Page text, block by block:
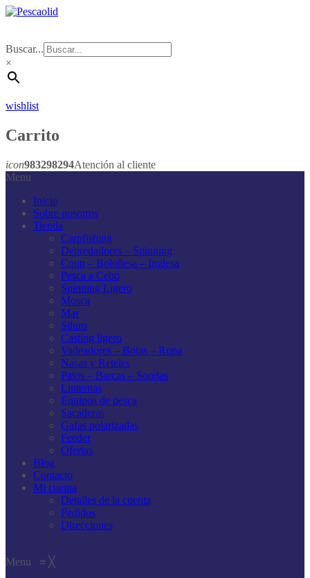
Buscar...
×
wishlist
Carrito
icon983298294Atención al cliente
Menu
Inicio
Sobre nosotros
Tienda
Carpfishing
Depredadores – Spinning
Coup – Boloñesa – Inglesa
Pesca a Cebo
Spinning Ligero
Mosca
Mar
Siluro
Casting ligero
Vadeadores – Botas – Ropa
Nasas y Reteles
Patos – Barcas – Sondas
Linternas
Equipos de pesca
Sacaderas
Gafas polarizadas
Feeder
Ofertas
Blog
Contacto
Mi cuenta
Detalles de la cuenta
Pedidos
Direcciones
Menu ≡ ╳